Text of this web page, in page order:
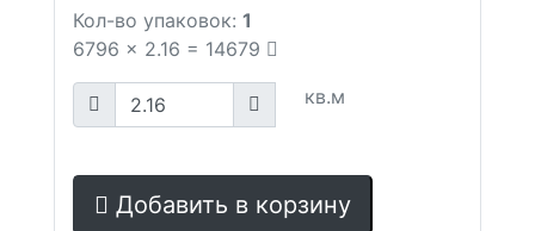
Кол-во упаковок: 1
6796 x 2.16 = 14679
кв.м
Добавить в корзину